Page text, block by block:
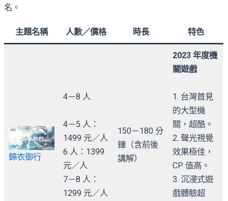
名。
主題名稱 人數／價格 時長 特色
錦衣御行
4－8 人
4－5 人：
1499 元／人
6 人：1399
元／人
7－8 人：
1299 元／人
150－180 分
鐘（含前後
講解）
2023 年度機
關遊戲
1. 台灣首見
的大型機
關，超酷。
2. 聲光視覺
效果極佳，
CP 值高。
3. 沉浸式遊
戲體驗超